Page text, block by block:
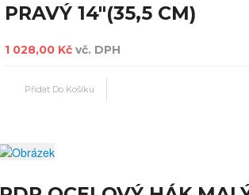
PRAVÝ 14"(35,5 CM)
1 028,00 Kč vč. DPH